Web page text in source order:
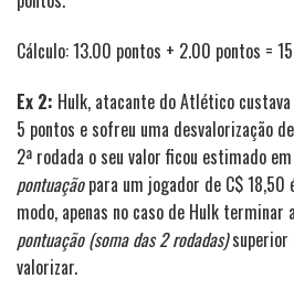
Cálculo: 13.00 pontos + 2.00 pontos =
Ex 2: Hulk, atacante do Atlético
5 pontos e sofreu uma desvalorização de
2ª rodada o seu valor ficou estimado
pontuaçãopara um jogador de C$ 18,50
modo, apenas no caso de Hulk terminar
pontuação (soma das 2 rodadas)superior
valorizar.